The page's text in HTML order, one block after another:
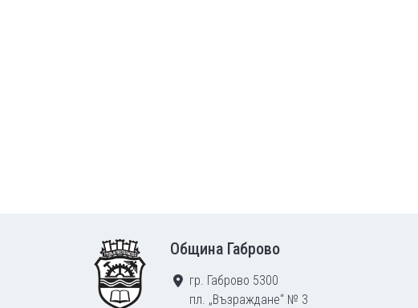
Община Габрово
гр. Габрово 5300
пл. „Възраждане“ № 3